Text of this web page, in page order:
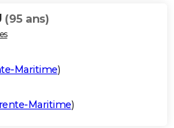
(95 ans)
Maritime)
Maritime)